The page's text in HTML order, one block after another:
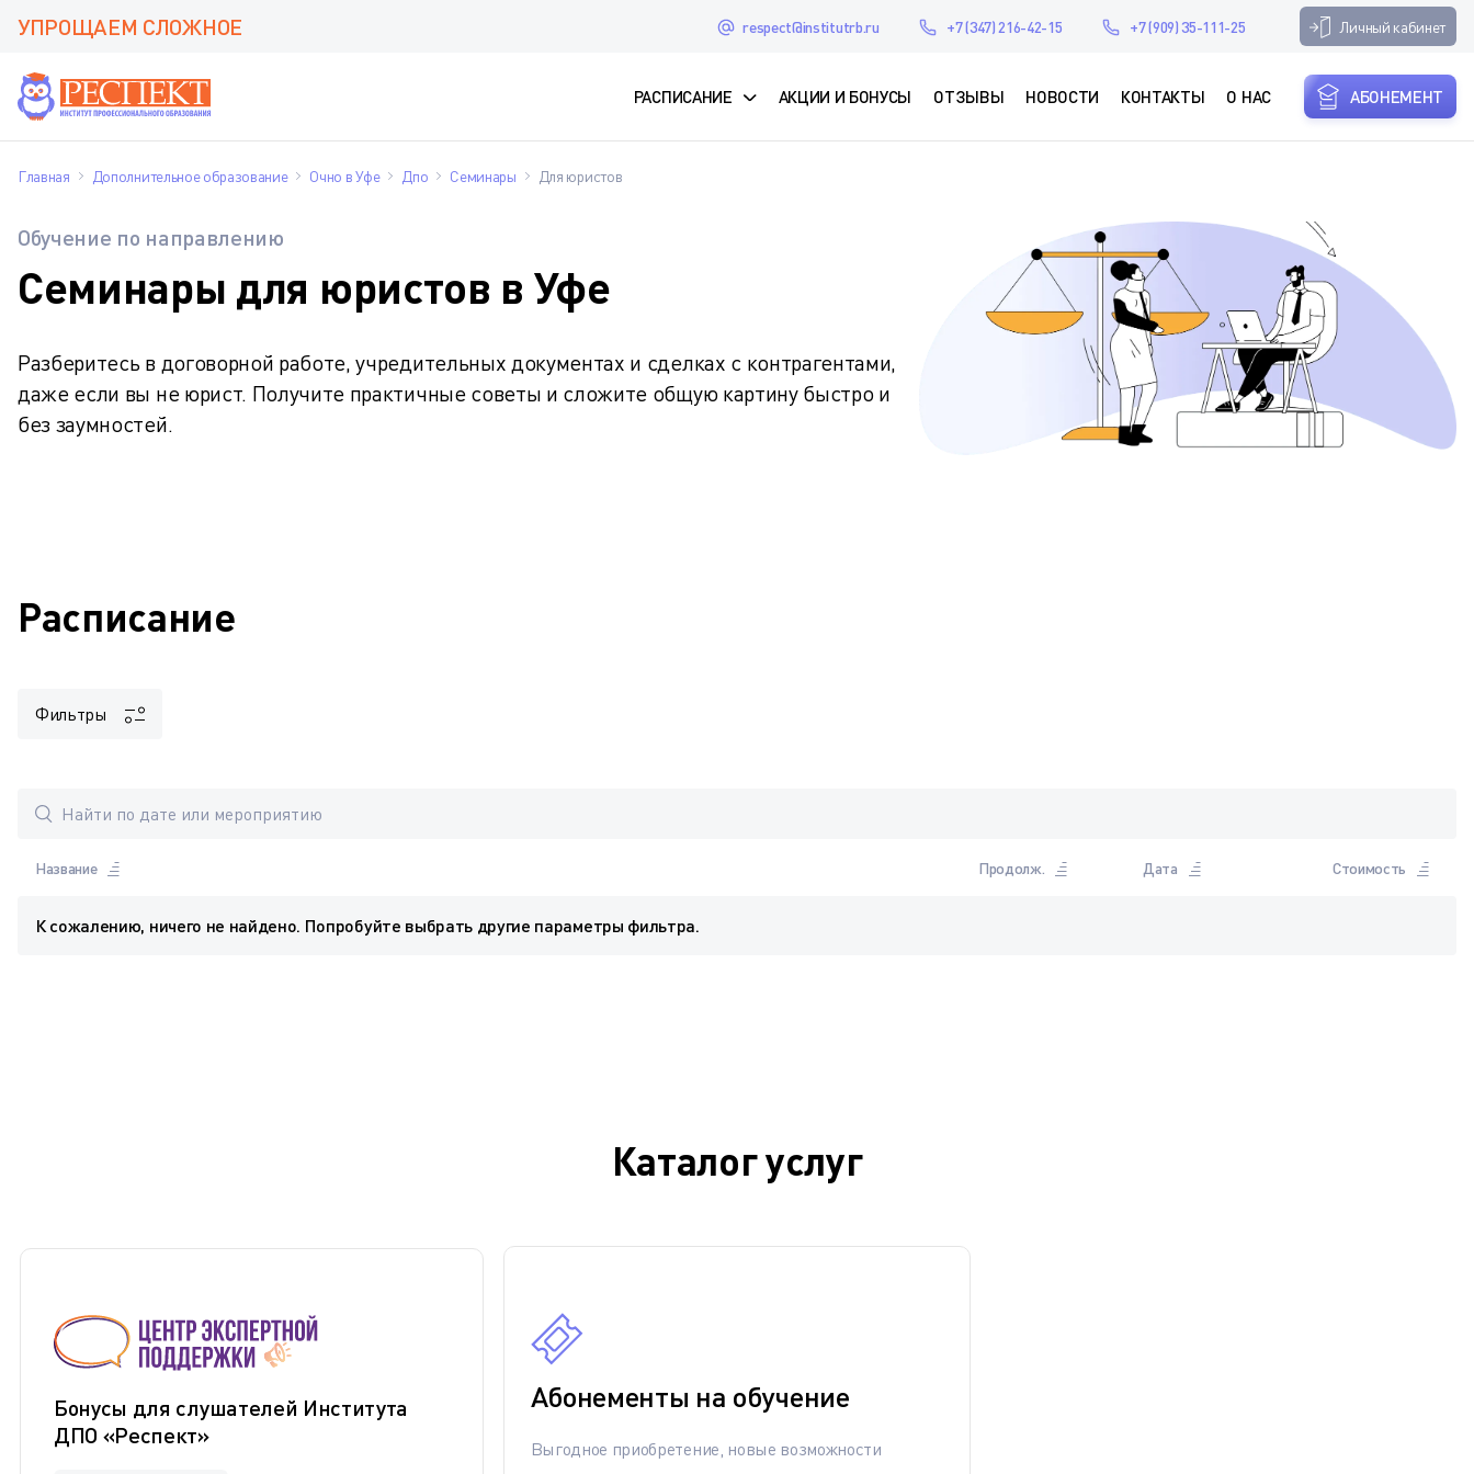
УПРОЩАЕМ СЛОЖНОЕ respect@institutrb.ru +7 (347) 216-42-15 +7 (909) 35-111-25 Личный кабинет
РАСПИСАНИЕ АКЦИИ И БОНУСЫ ОТЗЫВЫ НОВОСТИ КОНТАКТЫ О НАС АБОНЕМЕНТ
Главная Дополнительное образование Очно в Уфе Дпо Семинары Для юристов
Обучение по направлению
Семинары для юристов в Уфе
Разберитесь в договорной работе, учредительных документах и сделках с контрагентами,
даже если вы не юрист. Получите практичные советы и сложите общую картину быстро и
без заумностей.
Расписание
Фильтры
Название Продолж. Дата Стоимость
К сожалению, ничего не найдено. Попробуйте выбрать другие параметры фильтра.
Каталог услуг
Бонусы для слушателей Института
ДПО «Респект»
Абонементы на обучение
Выгодное приобретение, новые возможности